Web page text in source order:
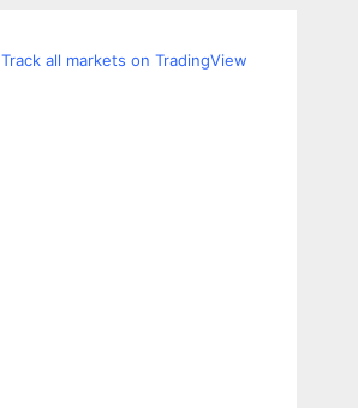
Track all markets on TradingView